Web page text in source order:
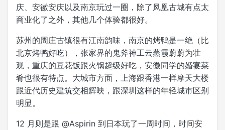
庆、安徽安庆以及南京玩过一圈，除了凤凰古城有点太
商业化了之外，其他几个体验都很好。
苏州的周庄古镇很有江南韵味，南京的烤鸭是一绝（比
北京烤鸭好吃），张家界的鬼斧神工云蒸霞蔚蔚为壮
观，重庆的豆花饭跟火锅超级好吃，安徽同学的婚宴菜
肴也很有特点。大城市方面，上海跟香港一样摩天大楼
跟近代历史建筑交相辉映，跟深圳这样的年轻城市区别
明显。
12 月则是跟 @Aspirin 到日本玩了一周时间，时间安